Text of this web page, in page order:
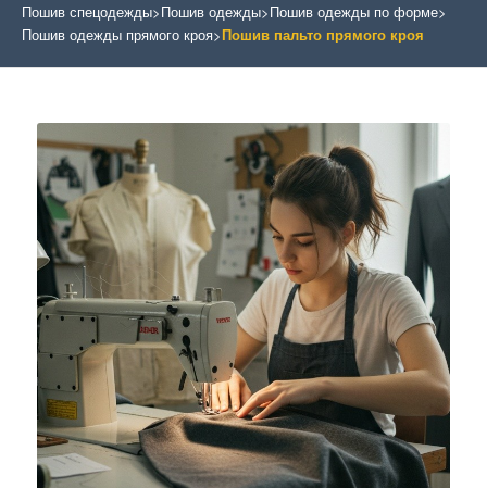
Пошив спецодежды>Пошив одежды>Пошив одежды по форме>
Пошив одежды прямого кроя>Пошив пальто прямого кроя